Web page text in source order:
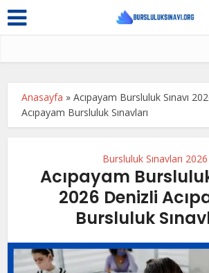
Anasayfa »Acıpayam Bursluluk Sınavı
Acıpayam Bursluluk Sınavları
Bursluluk Sınavları 2026
Acıpayam Bursluluk
2026 Denizli
Bursluluk